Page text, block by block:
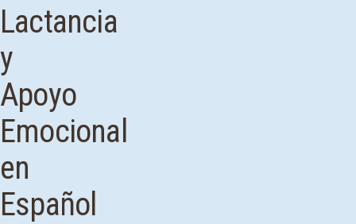
Lactancia
y
Apoyo
Emocional
en
Español